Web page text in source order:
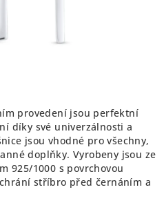
provedení jsou perfektní
díky své univerzálnosti a
jsou vhodné pro všechny,
doplňky. Vyrobeny jsou ze
925/1000 s povrchovou
stříbro před černáním a